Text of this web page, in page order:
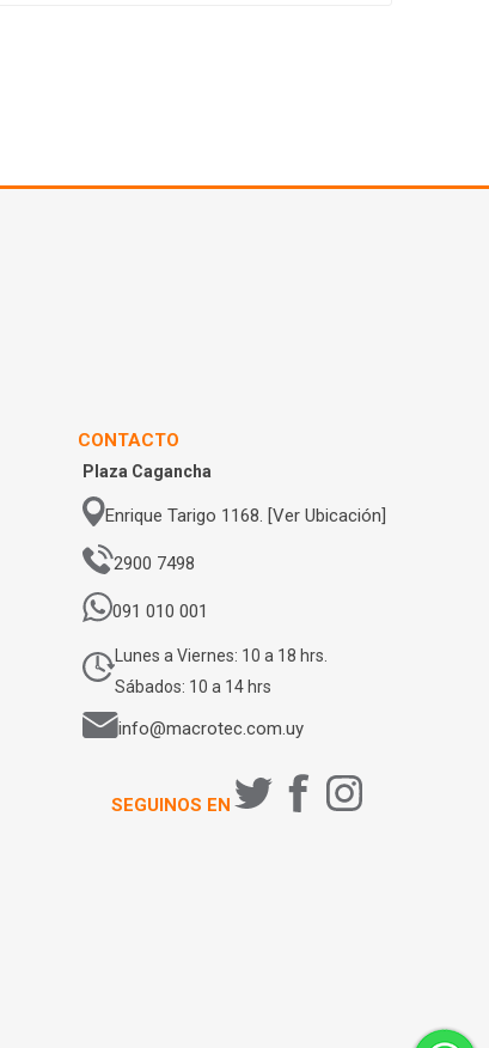
CONTACTO
Plaza Cagancha
Enrique Tarigo 1168. [Ver Ubicación]
2900 7498
091 010 001
Lunes a Viernes: 10 a 18 hrs.
Sábados: 10 a 14 hrs
info@macrotec.com.uy
SEGUINOS EN